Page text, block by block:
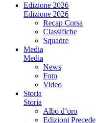
Edizione 2026
Edizione 2026
Recap Corsa
Classifiche
Squadre
Media
Media
News
Foto
Video
Storia
Storia
Albo d’oro
Edizioni